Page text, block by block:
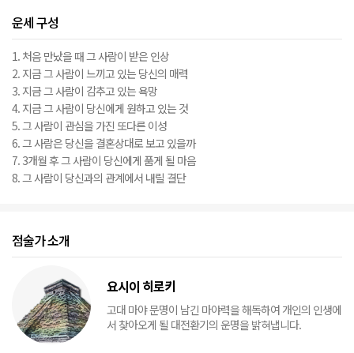
운세 구성
1. 처음 만났을 때 그 사람이 받은 인상
2. 지금 그 사람이 느끼고 있는 당신의 매력
3. 지금 그 사람이 감추고 있는 욕망
4. 지금 그 사람이 당신에게 원하고 있는 것
5. 그 사람이 관심을 가진 또다른 이성
6. 그 사람은 당신을 결혼상대로 보고 있을까
7. 3개월 후 그 사람이 당신에게 품게 될 마음
8. 그 사람이 당신과의 관계에서 내릴 결단
점술가 소개
요시이 히로키
고대 마야 문명이 남긴 마야력을 해독하여 개인의 인생에
서 찾아오게 될 대전환기의 운명을 밝혀냅니다.